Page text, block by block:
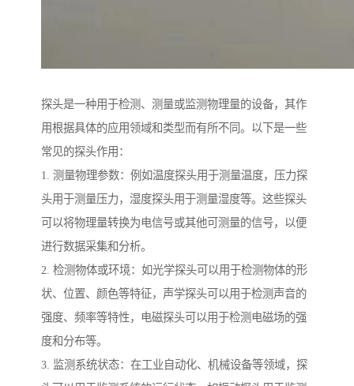
探头是一种用于检测、测量或监测物理量的设备，其作
用根据具体的应用领域和类型而有所不同。以下是一些
常见的探头作用：
1. 测量物理参数：例如温度探头用于测量温度，压力探
头用于测量压力，湿度探头用于测量湿度等。这些探头
可以将物理量转换为电信号或其他可测量的信号，以便
进行数据采集和分析。
2. 检测物体或环境：如光学探头可以用于检测物体的形
状、位置、颜色等特征，声学探头可以用于检测声音的
强度、频率等特性，电磁探头可以用于检测电磁场的强
度和分布等。
3. 监测系统状态：在工业自动化、机械设备等领域，探